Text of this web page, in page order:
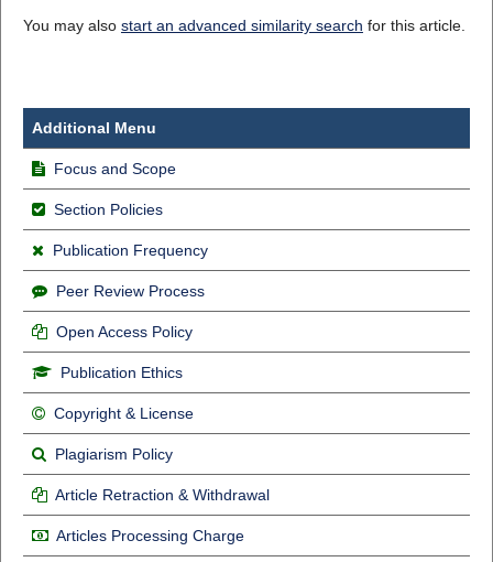
You may also start an advanced similarity search for this article.
Additional Menu
Focus and Scope
Section Policies
Publication Frequency
Peer Review Process
Open Access Policy
Publication Ethics
Copyright & License
Plagiarism Policy
Article Retraction & Withdrawal
Articles Processing Charge